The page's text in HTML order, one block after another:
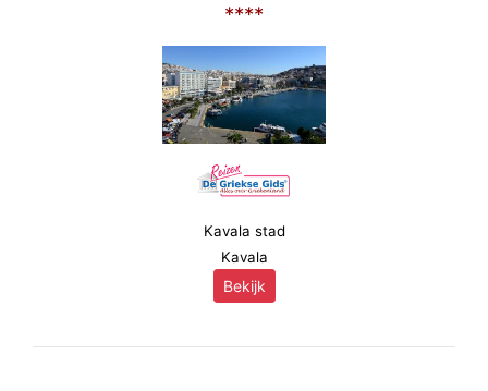
****
Kavala stad
Kavala
Bekijk